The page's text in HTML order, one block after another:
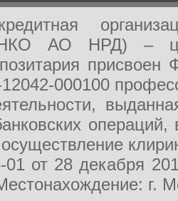
АО НРД) –
000100
от 28 декабря
г.